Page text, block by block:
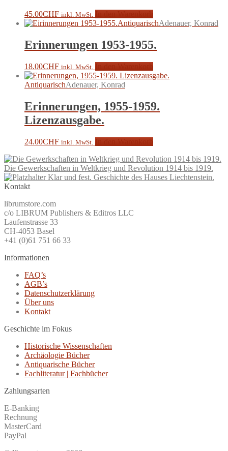
45.00CHF inkl. MwSt.
AntiquarischAdenauer, Konrad
Erinnerungen 1953-1955.
18.00CHF inkl. MwSt.
AntiquarischAdenauer, Konrad
Erinnerungen, 1955-1959.
Lizenzausgabe.
24.00CHF inkl. MwSt.
Die Gewerkschaften in Weltkrieg und Revolution 1914 bis 1919.
Klar und fest. Geschichte des Hauses Liechtenstein.
Kontakt
librumstore.com
c/o LIBRUM Publishers & Editros LLC
Laufenstrasse 33
CH-4053 Basel
+41 (0)61 751 66 33
Informationen
FAQ’s
AGB’s
Datenschutzerklärung
Über uns
Kontakt
Geschichte im Fokus
Historische Wissenschaften
Archäologie Bücher
Antiquarische Bücher
Fachliteratur | Fachbücher
Zahlungsarten
E-Banking
Rechnung
MasterCard
PayPal